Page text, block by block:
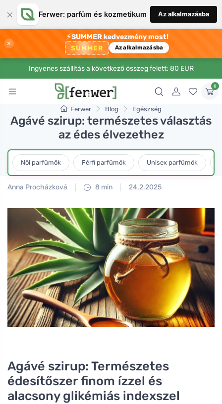
× Ferwer: parfüm és kozmetikum Az alkalmazásba
×
⚡SUMMER kedvezmény most!
SUMMER Az alkalmazásba
Ingyenes szállítás a következő összeg felett: 80 EUR
0
Ferwer Blog Egészség
Agávé szirup: természetes választás
az édes élvezethez
Női parfümök Férfi parfümök Unisex parfümök
Anna Procházková 8 min 24.2.2025
Agávé szirup: Természetes
édesítőszer finom ízzel és
alacsony glikémiás indexszel